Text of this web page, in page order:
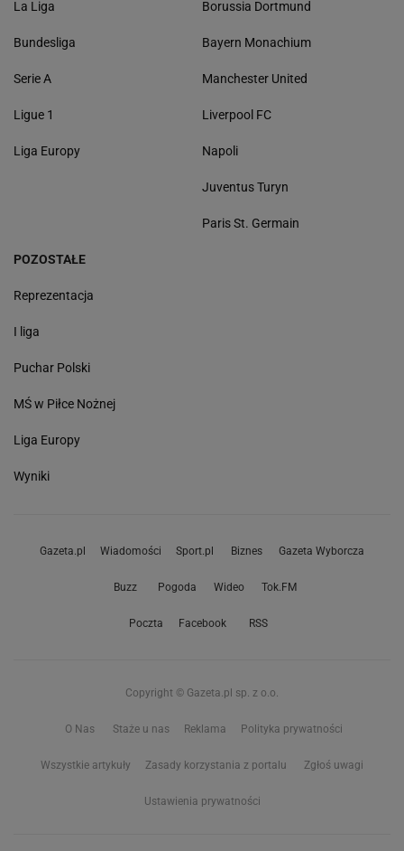
La Liga
Bundesliga
Serie A
Ligue 1
Liga Europy
Borussia Dortmund
Bayern Monachium
Manchester United
Liverpool FC
Napoli
Juventus Turyn
Paris St. Germain
POZOSTAŁE
Reprezentacja
I liga
Puchar Polski
MŚ w Piłce Nożnej
Liga Europy
Wyniki
Gazeta.pl Wiadomości Sport.pl Biznes Gazeta Wyborcza
Buzz Pogoda Wideo Tok.FM
Poczta Facebook RSS
Copyright © Gazeta.pl sp. z o.o.
O Nas Staże u nas Reklama Polityka prywatności
Wszystkie artykuły Zasady korzystania z portalu Zgłoś uwagi
Ustawienia prywatności